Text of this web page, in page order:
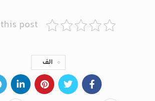
post
الف